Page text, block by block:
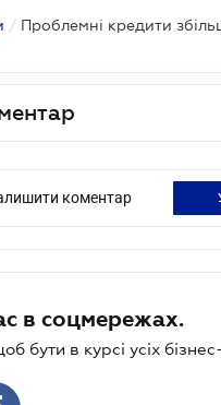
/ Проблемні кредити
коментар
в соцмережах.
бути в курсі усіх